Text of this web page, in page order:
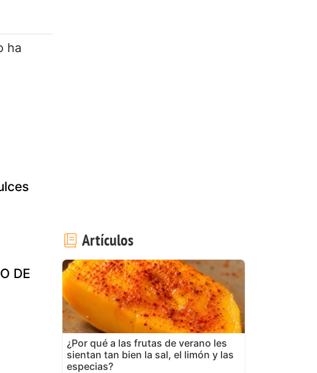
ha
DE
Artículos
¿Por qué a las frutas de verano les
sientan tan bien la sal, el limón y las
especias?